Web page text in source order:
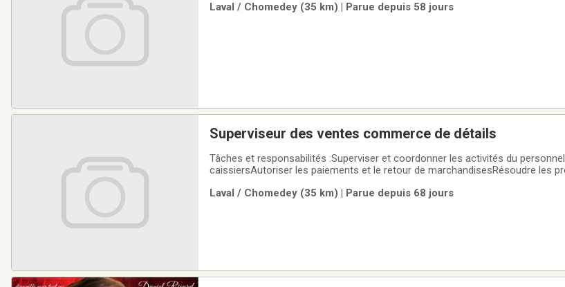
Laval / Chomedey (35 km) | Parue depuis 58 jours
Superviseur des ventes commerce de détails
Tâches et responsabilités :Superviser et coordonner les activités du
caissiersAutoriser les paiements et le retour de marchandisesRésoudre les
Laval / Chomedey (35 km) | Parue depuis 68 jours